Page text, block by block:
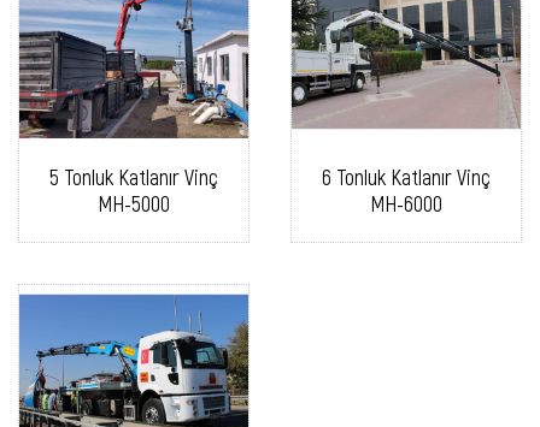
5 Tonluk Katlanır Vinç
MH-5000
6 Tonluk Katlanır Vinç
MH-6000